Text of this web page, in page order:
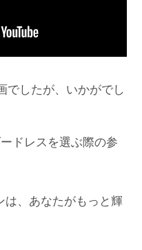
でしたが、いかがでし
ドレスを選ぶ際の参
は、あなたがもっと輝